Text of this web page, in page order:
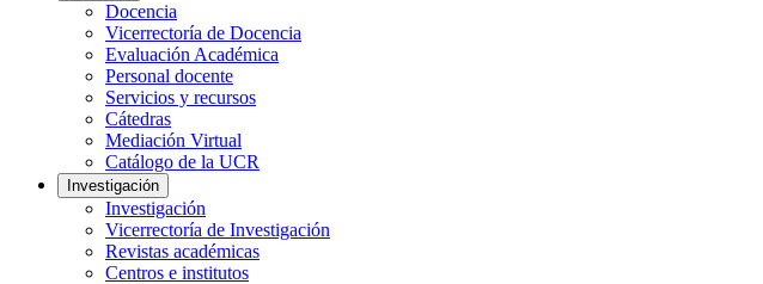
Docencia
Vicerrectoría de Docencia
Evaluación Académica
Personal docente
Servicios y recursos
Cátedras
Mediación Virtual
Catálogo de la UCR
Investigación
Investigación
Vicerrectoría de Investigación
Revistas académicas
Centros e institutos